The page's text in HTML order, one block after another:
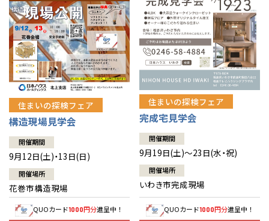
住まいの探検フェア
構造現場見学会
開催期間
9月12日(土)・13日(日)
開催場所
花巻市構造現場
QUOカード1000円分進呈中！
住まいの探検フェア
完成宅見学会
開催期間
9月19日(土)～23日(水・祝)
開催場所
いわき市完成現場
QUOカード1000円分進呈中！